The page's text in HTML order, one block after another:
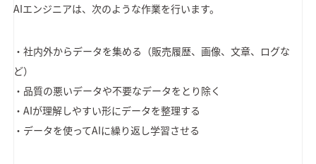
AIエンジニアは、次のような作業を行います。
・社内外からデータを集める（販売履歴、画像、文章、ログな
ど）
・品質の悪いデータや不要なデータをとり除く
・AIが理解しやすい形にデータを整理する
・データを使ってAIに繰り返し学習させる